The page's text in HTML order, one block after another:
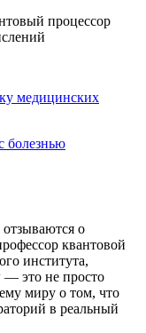
медицинских
болезнью
о
квантовой
института,
— это не просто
миру о том, что
в реальный